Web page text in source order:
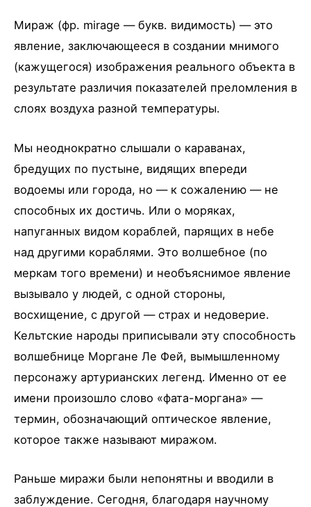
Мираж (фр. mirage — букв. видимость) — это
явление, заключающееся в создании мнимого
(кажущегося) изображения реального объекта в
результате различия показателей преломления в
слоях воздуха разной температуры.
Мы неоднократно слышали о караванах,
бредущих по пустыне, видящих впереди
водоемы или города, но — к сожалению — не
способных их достичь. Или о моряках,
напуганных видом кораблей, парящих в небе
над другими кораблями. Это волшебное (по
меркам того времени) и необъяснимое явление
вызывало у людей, с одной стороны,
восхищение, с другой — страх и недоверие.
Кельтские народы приписывали эту способность
волшебнице Моргане Ле Фей, вымышленному
персонажу артурианских легенд. Именно от ее
имени произошло слово «фата-моргана» —
термин, обозначающий оптическое явление,
которое также называют миражом.
Раньше миражи были непонятны и вводили в
заблуждение. Сегодня, благодаря научному